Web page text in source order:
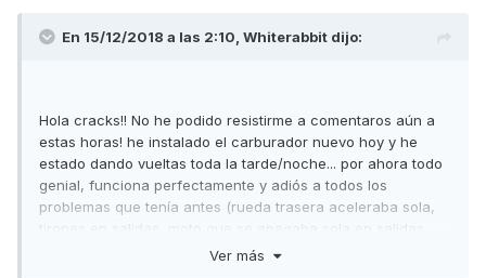
En 15/12/2018 a las 2:10, Whiterabbit dijo:
Hola cracks!! No he podido resistirme a comentaros aún a
estas horas! he instalado el carburador nuevo hoy y he
estado dando vueltas toda la tarde/noche... por ahora todo
genial, funciona perfectamente y adiós a todos los
problemas que tenía antes (rueda trasera aceleraba sola,
tirones en salidas, moto que se apagaba sola en salidas,
etc.) es un placer volver a darle al botón de encendido y
Ver más